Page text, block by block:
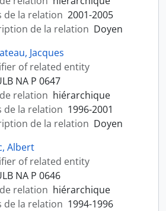
de la relation 2001-2005
de la relation Doyen
Jacques
of related entity
NA P 0647
relation hiérarchique
de la relation 1996-2001
de la relation Doyen
Albert
of related entity
NA P 0646
relation hiérarchique
de la relation 1994-1996